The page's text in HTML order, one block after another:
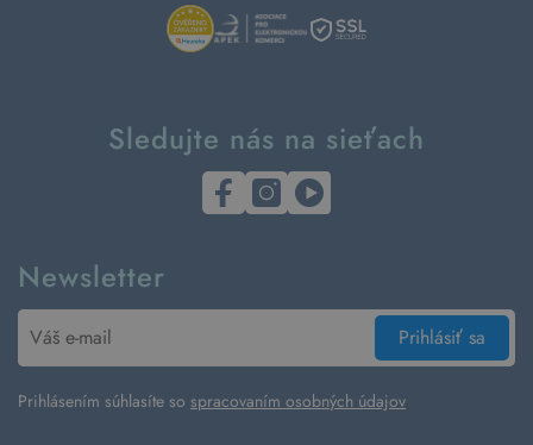
Sledujte nás na sieťach
Newsletter
Prihlásiť sa
Prihlásením súhlasíte so spracovaním osobných údajov